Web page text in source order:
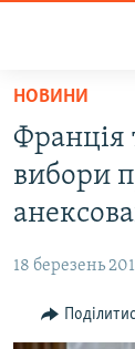
Перейти
основного
матеріалу
Перейти
до
основної
навігації
Перейти
до
ВОДА.КРИМ
ВІДЕО ТА
БЛОГИ
ПОГЛЯД
НОВИНИ
Франція
вибори
18 березень